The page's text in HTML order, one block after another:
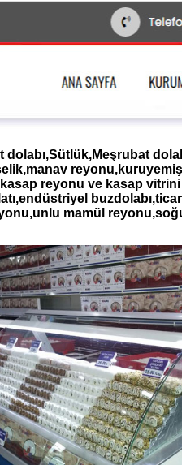
dolabı,Sütlük,Meşrubat
reyonu ve kasap
mamül